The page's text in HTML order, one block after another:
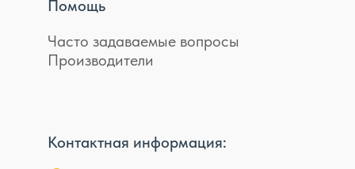
Помощь
Часто задаваемые вопросы
Производители
Контактная информация: